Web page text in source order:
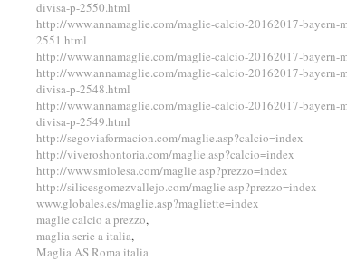
divisa-p-2550.html
http://www.annamaglie.com/maglie-calcio-20162017-
2551.html
http://www.annamaglie.com/maglie-calcio-20162017-
http://www.annamaglie.com/maglie-calcio-20162017-bayern-
divisa-p-2548.html
http://www.annamaglie.com/maglie-calcio-20162017-
divisa-p-2549.html
http://segoviaformacion.com/maglie.asp?calcio=index
http://viveroshontoria.com/maglie.asp?calcio=index
http://www.smiolesa.com/maglie.asp?prezzo=index
http://silicesgomezvallejo.com/maglie.asp?prezzo=index
www.globales.es/maglie.asp?magliette=index
maglie calcio a prezzo,
maglia serie a italia,
Maglia AS Roma italia